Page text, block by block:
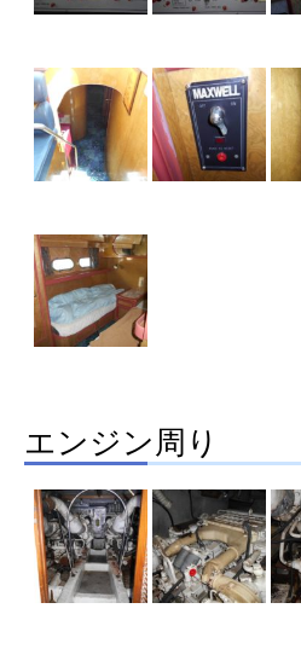
エンジン周り